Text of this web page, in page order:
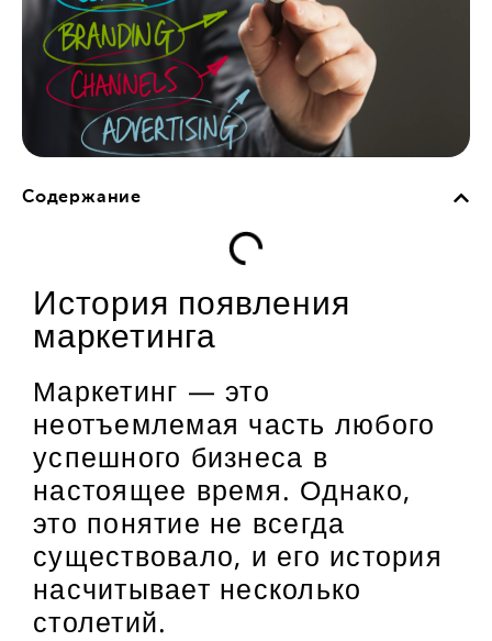
Содержание
История появления
маркетинга
Маркетинг — это
неотъемлемая часть любого
успешного бизнеса в
настоящее время. Однако,
это понятие не всегда
существовало, и его история
насчитывает несколько
столетий.